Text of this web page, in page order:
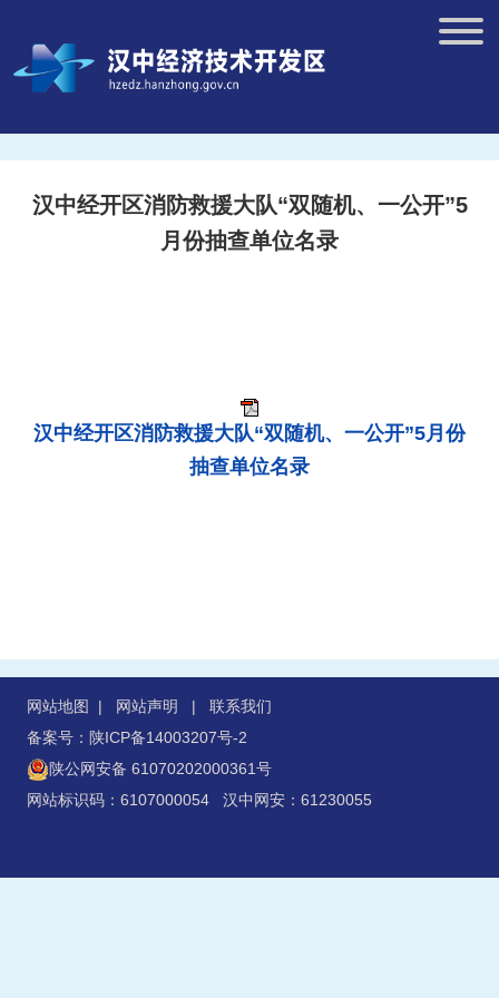
汉中经开区消防救援大队“双随机、一公开”5
月份抽查单位名录
汉中经开区消防救援大队“双随机、一公开”5月份
抽查单位名录
网站地图 | 网站声明 | 联系我们
备案号：陕ICP备14003207号-2
陕公网安备 61070202000361号
网站标识码：6107000054 汉中网安：61230055